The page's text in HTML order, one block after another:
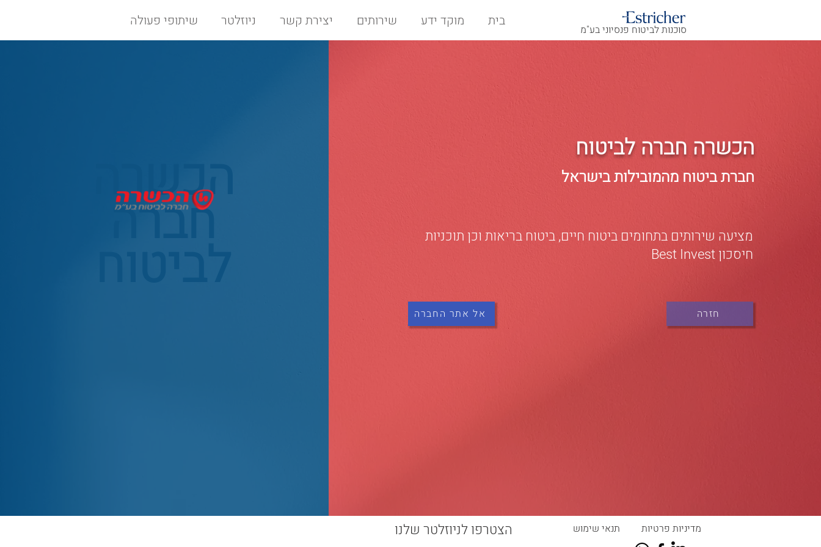
בית מוקד ידע שירותים יצירת קשר ניוזלטר שיתופי פעולה
סוכנות לביטוח פנסיוני בע"מ
הכשרה
חברה
הכשרה חברה לביטוח
חברת ביטוח מהמובילות בישראל
מציעה שירותים בתחומים ביטוח חיים, ביטוח בריאות וכן תוכניות
חיסכון Best Invest
אל אתר החברה חזרה
הצטרפו לניוזלטר שלנו תנאי שימוש מדיניות פרטיות